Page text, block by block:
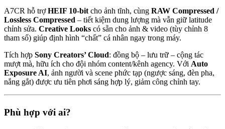
A7CR hỗ trợHEIF 10-bit cho ảnh tĩnh, cùng RAW Compressed /
Lossless Compressed – tiết kiệm dung lượng mà vẫn giữ latitude
chỉnh sửa. Creative Looks có sẵn cho ảnh & video (tùy chỉnh 8
tham số) giúp định hình “chất” cá nhân ngay trong máy.
Tích hợp Sony Creators’ Cloud: đồng bộ – lưu trữ – cộng tác
mượt mà, hữu ích cho đội nhóm content/kênh agency. Với Auto
Exposure AI, ảnh người và scene phức tạp (ngược sáng, đèn pha,
nắng gắt) được ưu tiên phơi sáng hợp lý, giảm công chỉnh tay.
Phù hợp với ai?